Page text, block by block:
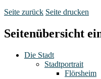
Seite zurück Seite drucken
Seitenübersicht
Die Stadt
Stadtportrait
Flörsheim